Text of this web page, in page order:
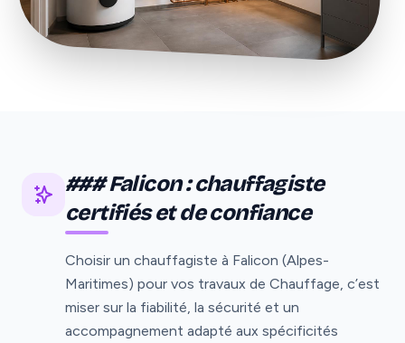
### Falicon : chauffagiste
certifiés et de confiance
Choisir un chauffagiste à Falicon (Alpes-
Maritimes) pour vos travaux de Chauffage, c’est
miser sur la fiabilité, la sécurité et un
accompagnement adapté aux spécificités